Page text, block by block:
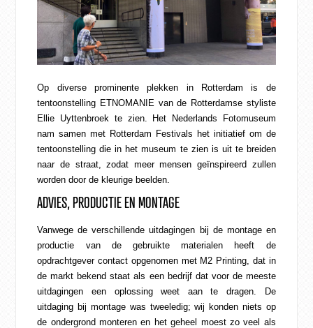
WEBSHOP
Op diverse prominente plekken in Rotterdam is de
tentoonstelling ETNOMANIE van de Rotterdamse styliste
Ellie Uyttenbroek te zien. Het Nederlands Fotomuseum
nam samen met Rotterdam Festivals het initiatief om de
tentoonstelling die in het museum te zien is uit te breiden
naar de straat, zodat meer mensen geïnspireerd zullen
worden door de kleurige beelden.
ADVIES, PRODUCTIE EN MONTAGE
Vanwege de verschillende uitdagingen bij de montage en
productie van de gebruikte materialen heeft de
opdrachtgever contact opgenomen met M2 Printing, dat in
de markt bekend staat als een bedrijf dat voor de meeste
uitdagingen een oplossing weet aan te dragen. De
uitdaging bij montage was tweeledig; wij konden niets op
de ondergrond monteren en het geheel moest zo veel als